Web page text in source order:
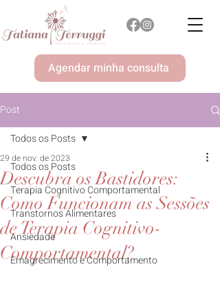
Agendar minha consulta
Post
Todos os Posts
Terapia Cognitivo Comportamental
Transtornos Alimentares
Ansiedade
Emagrecimento e Comportamento
Todos os Posts
Descubra os Bastidores:
Como Funcionam as Sessões
de Terapia Cognitivo-
Comportamental?
29 de nov. de 2023